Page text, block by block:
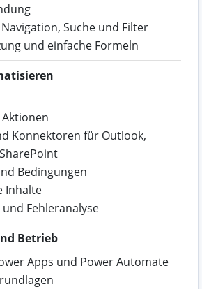
Suche und Filter
und einfache Formeln
Konnektoren für Outlook,
Bedingungen
Inhalte
Fehleranalyse
Betrieb
Apps und Power Automate